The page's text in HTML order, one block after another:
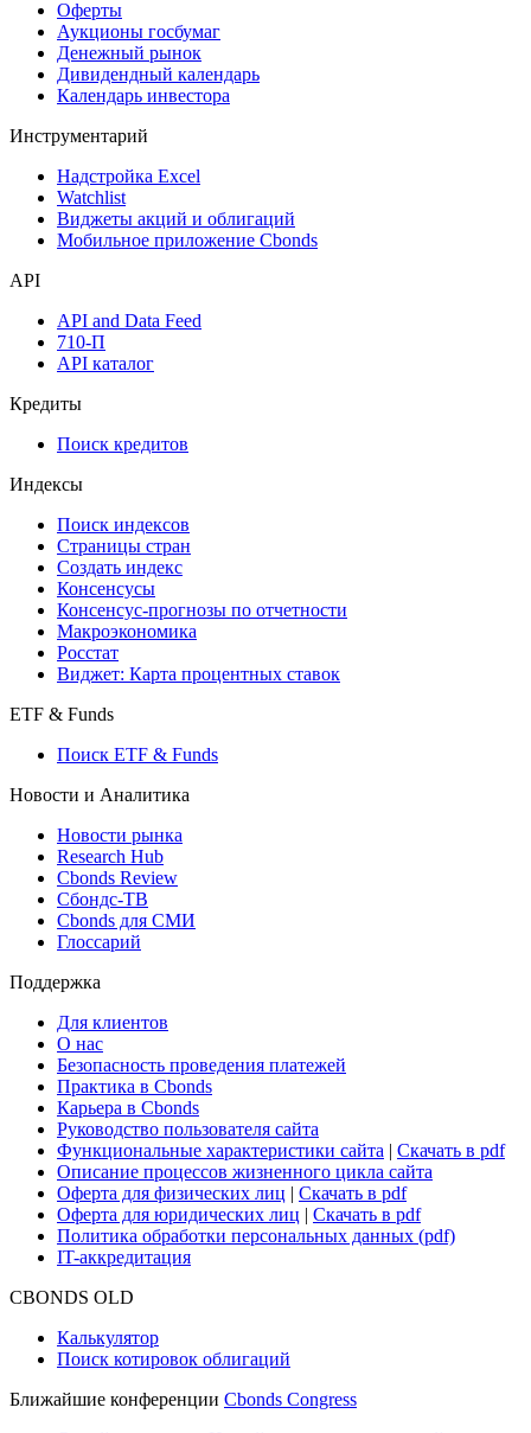
Оферты
Аукционы госбумаг
Денежный рынок
Дивидендный календарь
Календарь инвестора
Инструментарий
Надстройка Excel
Watchlist
Виджеты акций и облигаций
Мобильное приложение Cbonds
API
API and Data Feed
710-П
API каталог
Кредиты
Поиск кредитов
Индексы
Поиск индексов
Страницы стран
Создать индекс
Консенсусы
Консенсус-прогнозы по отчетности
Макроэкономика
Росстат
Виджет: Карта процентных ставок
ETF & Funds
Поиск ETF & Funds
Новости и Аналитика
Новости рынка
Research Hub
Cbonds Review
Сбондс-ТВ
Cbonds для СМИ
Глоссарий
Поддержка
Для клиентов
О нас
Безопасность проведения платежей
Практика в Cbonds
Карьера в Cbonds
Руководство пользователя сайта
Функциональные характеристики сайта | Скачать в pdf
Описание процессов жизненного цикла сайта
Оферта для физических лиц | Скачать в pdf
Оферта для юридических лиц | Скачать в pdf
Политика обработки персональных данных (pdf)
IT-аккредитация
CBONDS OLD
Калькулятор
Поиск котировок облигаций
Ближайшие конференции Cbonds Congress